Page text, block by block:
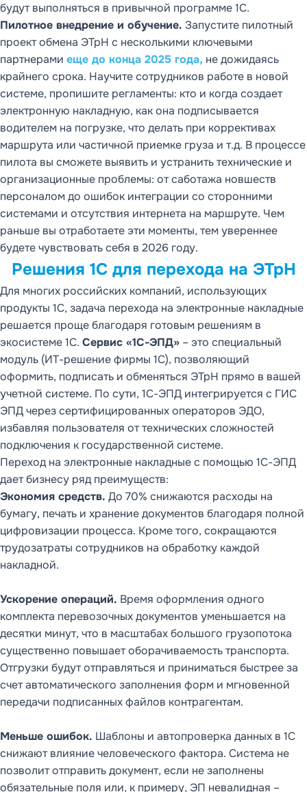
будут выполняться в привычной программе 1С.
Пилотное внедрение и обучение. Запустите пилотный
проект обмена ЭТрН с несколькими ключевыми
партнерами еще до конца 2025 года, не дожидаясь
крайнего срока. Научите сотрудников работе в новой
системе, пропишите регламенты: кто и когда создает
электронную накладную, как она подписывается
водителем на погрузке, что делать при коррективах
маршрута или частичной приемке груза и т.д. В процессе
пилота вы сможете выявить и устранить технические и
организационные проблемы: от саботажа новшеств
персоналом до ошибок интеграции со сторонними
системами и отсутствия интернета на маршруте. Чем
раньше вы отработаете эти моменты, тем увереннее
будете чувствовать себя в 2026 году.
Решения 1С для перехода на ЭТрН
Для многих российских компаний, использующих
продукты 1С, задача перехода на электронные накладные
решается проще благодаря готовым решениям в
экосистеме 1С. Сервис «1С-ЭПД» – это специальный
модуль (ИТ-решение фирмы 1С), позволяющий
оформить, подписать и обменяться ЭТрН прямо в вашей
учетной системе. По сути, 1С-ЭПД интегрируется с ГИС
ЭПД через сертифицированных операторов ЭДО,
избавляя пользователя от технических сложностей
подключения к государственной системе.
Переход на электронные накладные с помощью 1С-ЭПД
дает бизнесу ряд преимуществ:
Экономия средств. До 70% снижаются расходы на
бумагу, печать и хранение документов благодаря полной
цифровизации процесса. Кроме того, сокращаются
трудозатраты сотрудников на обработку каждой
накладной.
Ускорение операций. Время оформления одного
комплекта перевозочных документов уменьшается на
десятки минут, что в масштабах большого грузопотока
существенно повышает оборачиваемость транспорта.
Отгрузки будут отправляться и приниматься быстрее за
счет автоматического заполнения форм и мгновенной
передачи подписанных файлов контрагентам.
Меньше ошибок. Шаблоны и автопроверка данных в 1С
снижают влияние человеческого фактора. Система не
позволит отправить документ, если не заполнены
обязательные поля или, к примеру, ЭП невалидная –